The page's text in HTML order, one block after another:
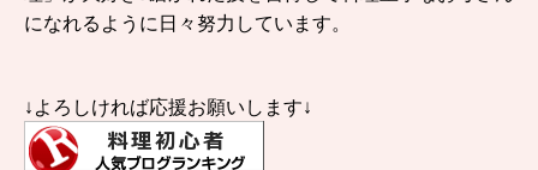
になれるように日々努力しています。
↓よろしければ応援お願いします↓